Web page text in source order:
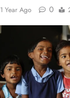
1 Year Ago 0